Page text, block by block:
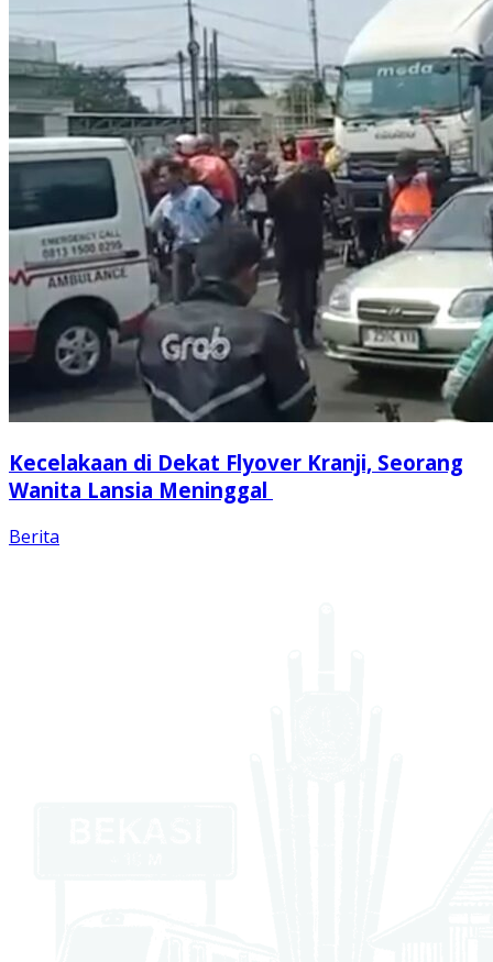
Kecelakaan di Dekat Flyover Kranji, Seorang
Wanita Lansia Meninggal
Berita